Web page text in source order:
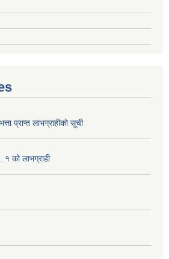
प्राप्त लाभग्राहीको सूची
१ को लाभग्राही